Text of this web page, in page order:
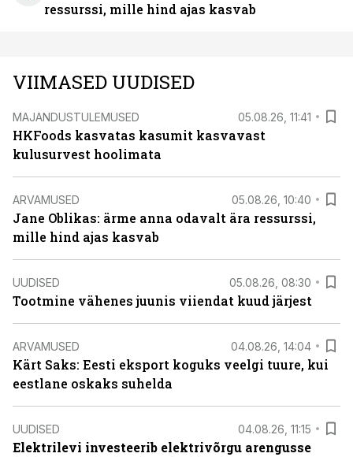
ressurssi, mille hind ajas kasvab
VIIMASED UUDISED
MAJANDUSTULEMUSED 05.08.26, 11:41
HKFoods kasvatas kasumit kasvavast
kulusurvest hoolimata
ARVAMUSED 05.08.26, 10:40
Jane Oblikas: ärme anna odavalt ära ressurssi,
mille hind ajas kasvab
UUDISED 05.08.26, 08:30
Tootmine vähenes juunis viiendat kuud järjest
ARVAMUSED 04.08.26, 14:04
Kärt Saks: Eesti eksport koguks veelgi tuure, kui
eestlane oskaks suhelda
UUDISED 04.08.26, 11:15
Elektrilevi investeerib elektrivõrgu arengusse